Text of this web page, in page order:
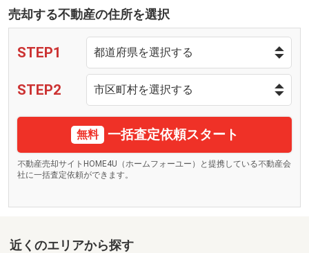
売却する不動産の住所を選択
STEP1
STEP2
無料 一括査定依頼スタート
不動産売却サイトHOME4U（ホームフォーユー）と提携している不動産会
社に一括査定依頼ができます。
近くのエリアから探す